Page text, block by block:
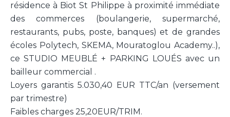
résidence à Biot St Philippe à proximité immédiate
des commerces (boulangerie, supermarché,
restaurants, pubs, poste, banques) et de grandes
écoles Polytech, SKEMA, Mouratoglou Academy..),
ce STUDIO MEUBLÉ + PARKING LOUÉS avec un
bailleur commercial .
Loyers garantis 5.030,40 EUR TTC/an (versement
par trimestre)
Faibles charges 25,20EUR/TRIM.